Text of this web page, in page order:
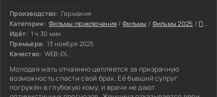
Производство: Германия
Категории: Фильмы-приключения / Фильмы / Фильмы 2025 / Последние фильмы 2025
Идёт: 1 ч 30 мин
Премьера: 13 ноября 2025
Качество: WEB-DL
Молодая мать отчаянно цепляется за призрачную
возможность спасти свой брак. Её бывший супруг
погружён в глубокую кому, и врачи не дают